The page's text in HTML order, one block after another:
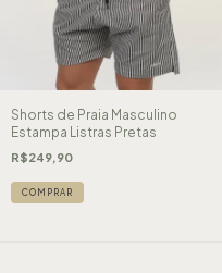
Shorts de Praia Masculino
Estampa Listras Pretas
R$249,90
COMPRAR